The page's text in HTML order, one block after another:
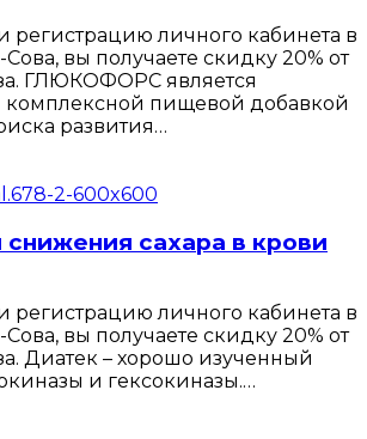
личного кабинета в
вы получаете скидку 20% от
ГЛЮКОФОРС является
комплексной пищевой добавкой
развития…
снижения сахара в крови
личного кабинета в
вы получаете скидку 20% от
Диатек – хорошо изученный
и гексокиназы.…